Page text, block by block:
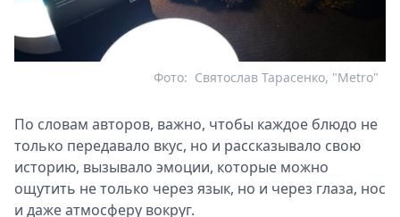
Святослав Тарасенко, "Metro"
Фото:
По словам авторов, важно, чтобы каждое блюдо не
только передавало вкус, но и рассказывало свою
историю, вызывало эмоции, которые можно
ощутить не только через язык, но и через глаза, нос
и даже атмосферу вокруг.